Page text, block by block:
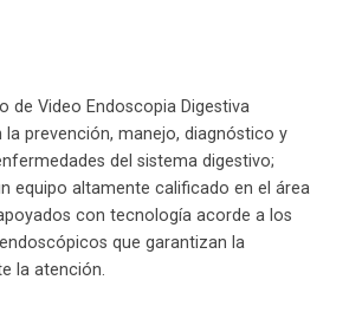
de Video Endoscopia Digestiva
la prevención, manejo, diagnóstico y
del sistema digestivo;
equipo altamente calificado en el área
con tecnología acorde a los
que garantizan la
la atención.